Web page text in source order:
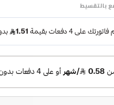
بالتقسيط